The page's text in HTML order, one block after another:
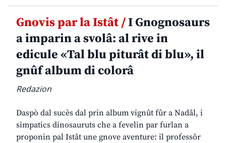
Gnovis par la Istât /I Gnognosaurs
a imparin a svolâ: al rive in
edicule «Tal blu piturât di blu», il
gnûf album di colorâ
Redazion
Daspò dal sucès dal prin album vignût fûr a Nadâl, i
simpatics dinosauruts che a fevelin par furlan a
proponin pal Istât une gnove aventure: il professôr